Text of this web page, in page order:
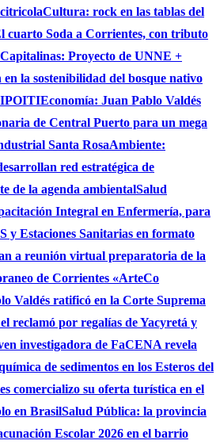
Cultura: rock en las tablas del
cuarto Soda a Corrientes, con tributo
Capitalinas: Proyecto de UNNE +
la sostenibilidad del bosque nativo
Economía: Juan Pablo Valdés
de Central Puerto para un mega
Santa RosaAmbiente:
red estratégica de
de la agenda ambientalSalud
Integral en Enfermería, para
y Estaciones Sanitarias en formato
a reunión virtual preparatoria de la
de Corrientes «ArteCo
Valdés ratificó en la Corte Suprema
reclamó por regalías de Yacyretá y
investigadora de FaCENA revela
de sedimentos en los Esteros del
comercializo su oferta turística en el
en BrasilSalud Pública: la provincia
Escolar 2026 en el barrio